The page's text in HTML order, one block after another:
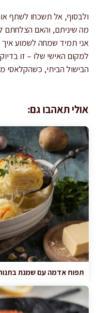
ולבסוף, אל תשכחו לשתף
מה שיניתם, והאם הצלחתם
אני תמיד שמחה לשמוע
למקום האישי שלו – זו
הבישול הביתי, כשהקלאסי
אולי תאהבו גם:
תפוח אדמה עם שמנת בתנור